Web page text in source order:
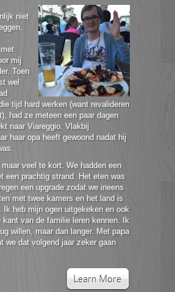
niet
mij
Toen
wel
tijd hard werken (want revalideren
had ze meteen een paar dagen
naar Viareggio. Vlakbij
haar opa heeft gewoond nadat hij
maar veel te kort. We hadden een
een prachtig strand. Het eten was
een upgrade zodat we ineens
met twee kamers en het land is
Ik heb mijn ogen uitgekeken en ook
kant van de familie leren kennen. Ik
willen, maar dan langer. Met papa
we dat volgend jaar zeker gaan
Learn More